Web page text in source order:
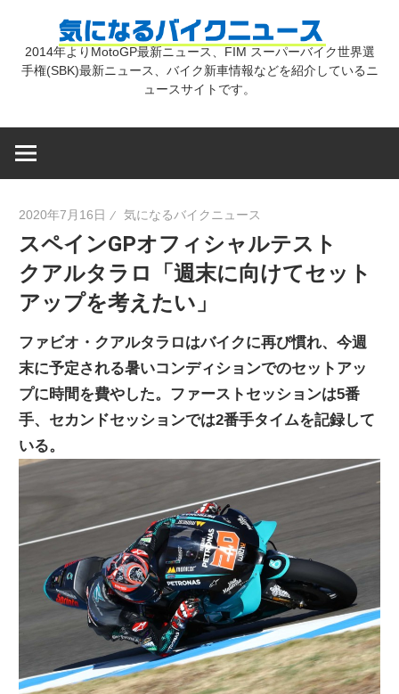
気
バ
ク
ニ
ス
2014年よりMotoGP最新ニュース、FIM スーパーバイク世界選
手権(SBK)最新ニュース、バイク新車情報などを紹介しているニ
ュースサイトです。
2020年7月16日 気になるバイクニュース
スペインGPオフィシャルテスト
クアルタラロ「週末に向けてセット
アップを考えたい」
ファビオ・クアルタラロはバイクに再び慣れ、今週
末に予定される暑いコンディションでのセットアッ
プに時間を費やした。ファーストセッションは5番
手、セカンドセッションでは2番手タイムを記録して
いる。